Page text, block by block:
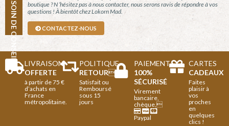
BESOIN DE CONSEILS
boutique ? N ‘hésitez pas à nous contacter, nous serons ravis de répondre à vos
questions ! À bientôt chez Lokorn Mad.
CONTACTEZ-NOUS
LIVRAISON
OFFERTE
à partir de 75 €
d’achats en
France
métropolitaine.
POLITIQUE
RETOUR
Satisfait ou
Remboursé
sous 15
jours
PAIEMENT
100%
SÉCURISÉ
Virement
bancaire,
chèque,
Paypal
CARTES
CADEAUX
Faites
plaisir à
vos
proches
en
quelques
clics !